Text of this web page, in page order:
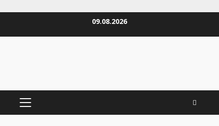
09.08.2026
PRIMÄRES